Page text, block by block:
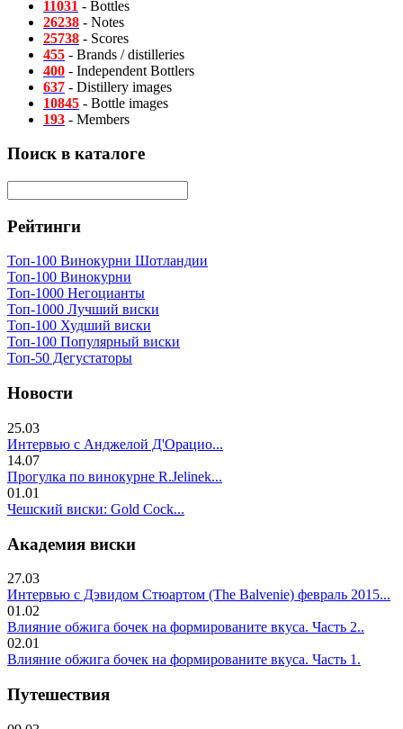
11031 - Bottles
26238 - Notes
25738 - Scores
455 - Brands / distilleries
400 - Independent Bottlers
637 - Distillery images
10845 - Bottle images
193 - Members
Поиск в каталоге
Рейтинги
Топ-100 Винокурни Шотландии
Топ-100 Винокурни
Топ-1000 Негоцианты
Топ-1000 Лучший виски
Топ-100 Худший виски
Топ-100 Популярный виски
Топ-50 Дегустаторы
Новости
25.03
Интервью с Анджелой Д'Орацио...
14.07
Прогулка по винокурне R.Jelinek...
01.01
Чешский виски: Gold Cock...
Академия виски
27.03
Интервью с Дэвидом Стюартом (The Balvenie) февраль 2015...
01.02
Влияние обжига бочек на формированите вкуса. Часть 2..
02.01
Влияние обжига бочек на формированите вкуса. Часть 1.
Путешествия